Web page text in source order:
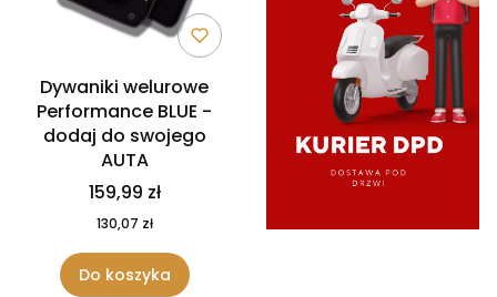
Dywaniki welurowe
Performance BLUE -
dodaj do swojego
AUTA
159,99 zł
130,07 zł
Do koszyka